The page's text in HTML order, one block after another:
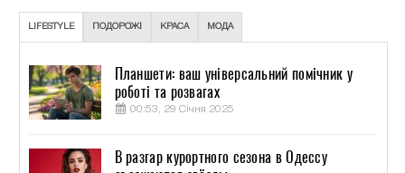
LIFESTYLE ПОДОРОЖІ КРАСА МОДА
Планшети: ваш універсальний помічник у
роботі та розвагах
00:53, 29 Січня 2025
В разгар курортного сезона в Одессу